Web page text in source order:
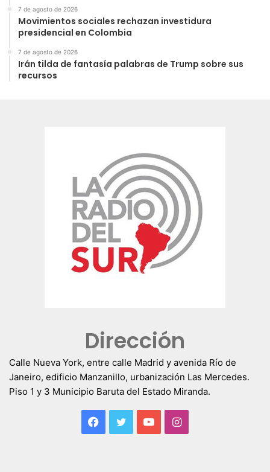
7 de agosto de 2026
Movimientos sociales rechazan investidura
presidencial en Colombia
7 de agosto de 2026
Irán tilda de fantasía palabras de Trump sobre sus
recursos
Dirección
Calle Nueva York, entre calle Madrid y avenida Río de
Janeiro, edificio Manzanillo, urbanización Las Mercedes.
Piso 1 y 3 Municipio Baruta del Estado Miranda.
Facebook
TwitterYouTubeInstagram